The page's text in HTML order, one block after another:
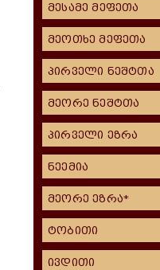
მესამე მეფეთა
მეოთხე მეფეთა
პირველი ნეშტთა
მეორე ნეშტთა
პირველი ეზრა
ნეემია
მეორე ეზრა*
ტობითი
ივდითი